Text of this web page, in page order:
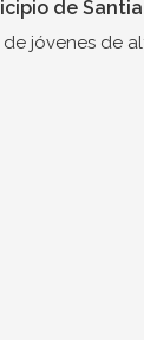
de
jóvenes de